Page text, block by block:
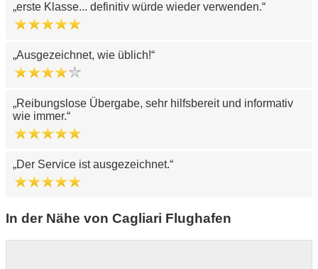
erste Klasse... definitiv würde wieder verwenden.
Ausgezeichnet, wie üblich!
Reibungslose Übergabe, sehr hilfsbereit und informativ
wie immer.
Der Service ist ausgezeichnet.
In der Nähe von Cagliari Flughafen